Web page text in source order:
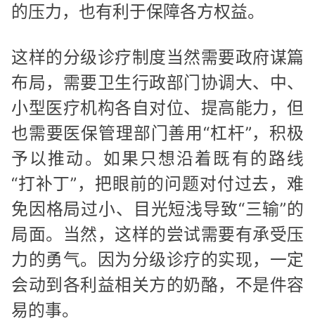
的压力，也有利于保障各方权益。
这样的分级诊疗制度当然需要政府谋篇
布局，需要卫生行政部门协调大、中、
小型医疗机构各自对位、提高能力，但
也需要医保管理部门善用“杠杆”，积极
予以推动。如果只想沿着既有的路线
“打补丁”，把眼前的问题对付过去，难
免因格局过小、目光短浅导致“三输”的
局面。当然，这样的尝试需要有承受压
力的勇气。因为分级诊疗的实现，一定
会动到各利益相关方的奶酪，不是件容
易的事。